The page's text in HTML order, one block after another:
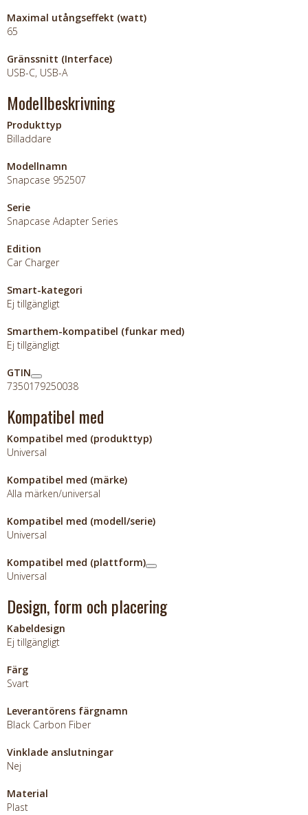
Maximal utångseffekt (watt)
65
Gränssnitt (Interface)
USB-C, USB-A
Modellbeskrivning
Produkttyp
Billaddare
Modellnamn
Snapcase 952507
Serie
Snapcase Adapter Series
Edition
Car Charger
Smart-kategori
Ej tillgängligt
Smarthem-kompatibel (funkar med)
Ej tillgängligt
GTIN
7350179250038
Kompatibel med
Kompatibel med (produkttyp)
Universal
Kompatibel med (märke)
Alla märken/universal
Kompatibel med (modell/serie)
Universal
Kompatibel med (plattform)
Universal
Design, form och placering
Kabeldesign
Ej tillgängligt
Färg
Svart
Leverantörens färgnamn
Black Carbon Fiber
Vinklade anslutningar
Nej
Material
Plast